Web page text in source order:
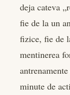
deja cateva
fie de la un
fizice, fie de
mentinerea
minute de